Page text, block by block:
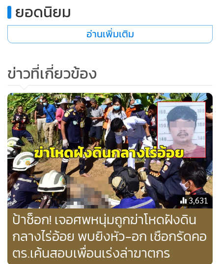
• กองทุนรวม
•
•
• News1
• Gotomanager
ยอดนิยม
อ่านเพิ่มเติม
ข่าวที่เกี่ยวข้อง
3,631
ป้าช็อก! เจอศพหนุ่มถูกฆ่าโหดฝังดิน
กลางไร่อ้อย พบยิงหัว-อก เชือกรัดคอ
ตร.เค้นสอบเพื่อนเร่งล่าฆาตกร